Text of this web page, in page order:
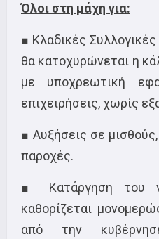
Όλοι στη μάχη για:
■ Κλαδικές
θα κατοχυρώνεται η
με υποχρεωτική
επιχειρήσεις, χωρίς
■ Αυξήσεις σε
παροχές.
■ Κατάργηση του
καθορίζεται
από την